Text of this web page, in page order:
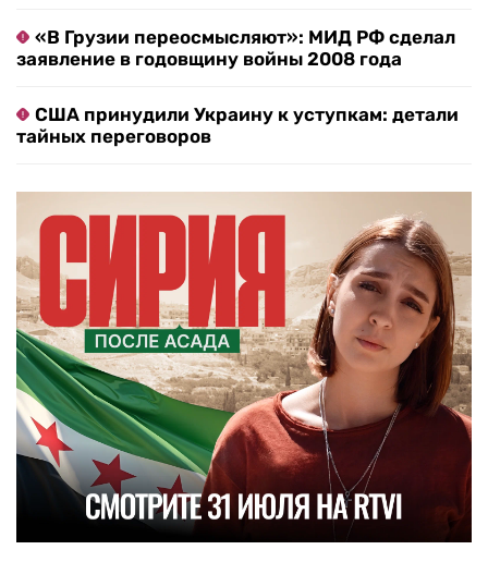
«В Грузии переосмысляют»: МИД РФ сделал
заявление в годовщину войны 2008 года
США принудили Украину к уступкам: детали
тайных переговоров